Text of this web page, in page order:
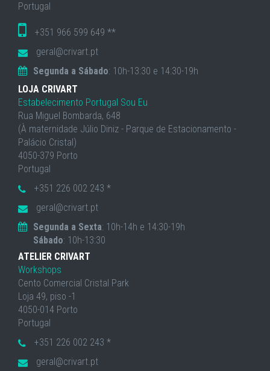
Portugal
+351 966 599 649 **
geral@crivart.pt
Segunda a Sábado: 10h-13:30 e 14:30-19h
LOJA CRIVART
Estabelecimento Portugal Sou Eu
Rua Miguel Bombarda, 648
(À maternidade Júlio Diniz - Parque de Estacionamento -
Palácio Cristal)
4050-379 Porto
Portugal
+351 226 002 243 *
geral@crivart.pt
Segunda a Sexta: 10h-14h e 14:30-19h
Sábado: 10h-13:30
ATELIER CRIVART
Workshops
Cento Comercial Cristal Park
Loja 49, piso -1
4050-014 Porto
Portugal
+351 226 002 243 *
geral@crivart.pt